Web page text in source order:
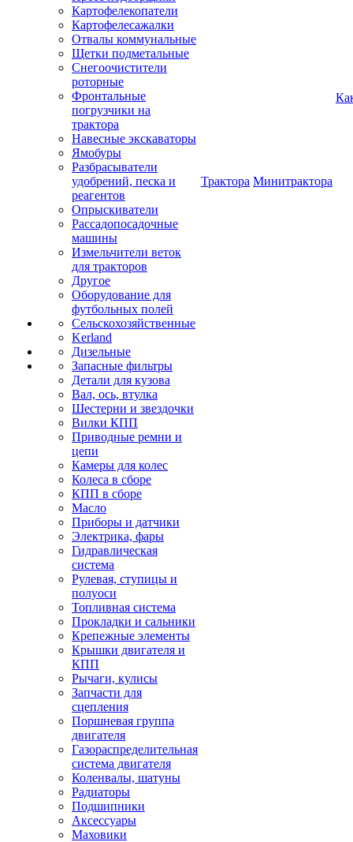
Картофелекопатели
Картофелесажалки
Отвалы коммунальные
Щетки подметальные
Снегоочистители
роторные
Фронтальные
погрузчики на
трактора
Навесные экскаваторы
Ямобуры
Разбрасыватели
удобрений, песка и
реагентов
Опрыскиватели
Рассадопосадочные
машины
Измельчители веток
для тракторов
Другое
Оборудование для
футбольных полей
Сельскохозяйственные
Kerland
Дизельные
Запасные фильтры
Детали для кузова
Вал, ось, втулка
Шестерни и звездочки
Вилки КПП
Приводные ремни и
цепи
Камеры для колес
Колеса в сборе
КПП в сборе
Масло
Приборы и датчики
Электрика, фары
Гидравлическая
система
Рулевая, ступицы и
полуоси
Топливная система
Прокладки и сальники
Крепежные элементы
Крышки двигателя и
КПП
Рычаги, кулисы
Запчасти для
сцепления
Поршневая группа
двигателя
Газораспределительная
система двигателя
Коленвалы, шатуны
Радиаторы
Подшипники
Аксессуары
Маховики
Трактора Минитрактора